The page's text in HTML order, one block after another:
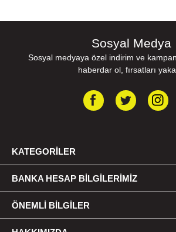
Sosyal Medya
Sosyal medyaya özel indirim ve
haberdar ol, fırsatları
KATEGORILER
BANKA HESAP BILGILERIMIZ
ÖNEMLI BILGILER